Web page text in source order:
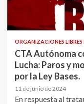
ORGANIZACIONES LIBRES
CTA Autónoma
Lucha: Paros y
por la Ley Bases.
11 de junio de 2024
En respuesta al